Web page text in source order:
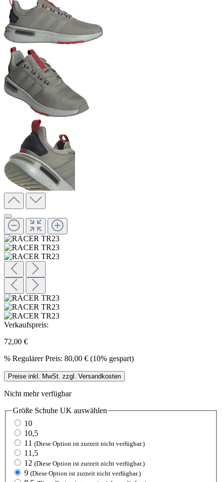
Verkaufspreis:
72,00 €
% Regulärer Preis: 80,00 € (10% gespart)
Preise inkl. MwSt. zzgl. Versandkosten
Nicht mehr verfügbar
Größe Schuhe UK auswählen
10
10,5
11 (Diese Option ist zurzeit nicht verfügbar.)
11,5
12 (Diese Option ist zurzeit nicht verfügbar.)
9 (Diese Option ist zurzeit nicht verfügbar.)